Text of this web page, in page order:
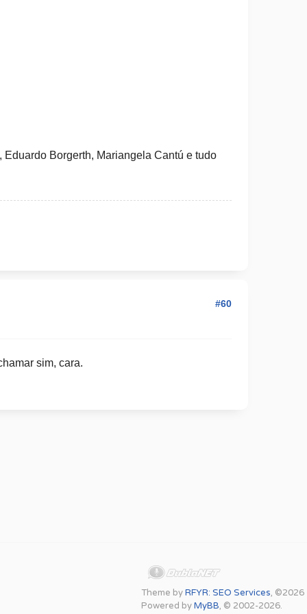
Borgerth, Mariangela Cantú e tudo
#60
sim, cara.
Theme byRFYR: SEO Services, ©2026
Powered byMyBB, © 2002-2026.